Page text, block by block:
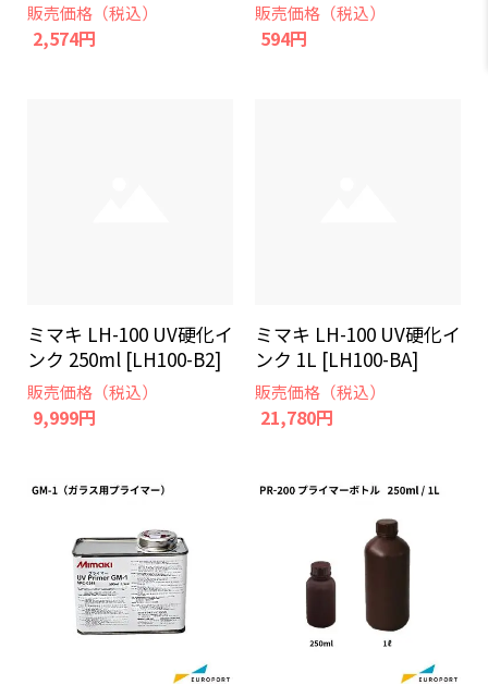
販売価格（税込）
2,574円
販売価格（税込）
594円
ミマキ LH-100 UV硬化イ
ンク 250ml [LH100-B2]
販売価格（税込）
9,999円
ミマキ LH-100 UV硬化イ
ンク 1L [LH100-BA]
販売価格（税込）
21,780円